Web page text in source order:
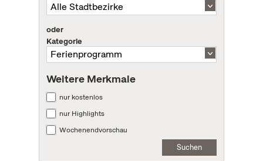
oder
Kategorie
Weitere Merkmale
nur kostenlos
nur Highlights
Wochenendvorschau
Suchen